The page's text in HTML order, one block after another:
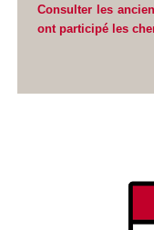
Consulter les
ont participé les